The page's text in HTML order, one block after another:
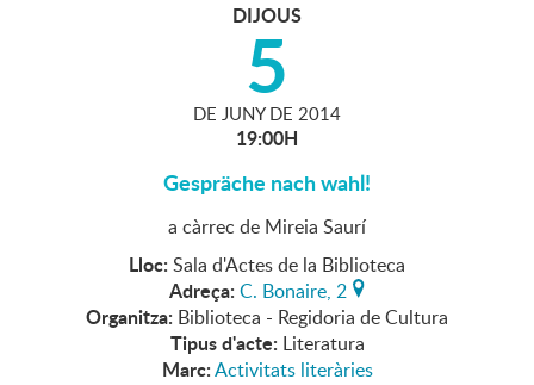
DIJOUS
5
DE JUNY DE 2014
19:00H
Gespräche nach wahl!
a càrrec de Mireia Saurí
Lloc: Sala d'Actes de la Biblioteca
Adreça: C. Bonaire, 2
Organitza: Biblioteca - Regidoria de Cultura
Tipus d'acte: Literatura
Marc:Activitats literàries